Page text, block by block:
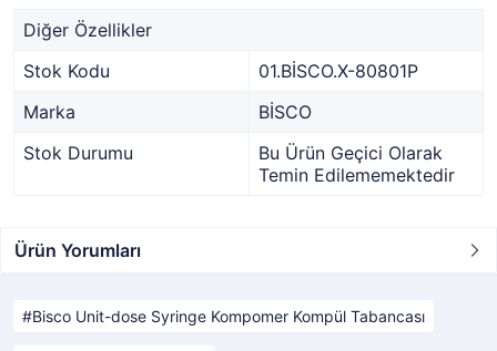
Diğer Özellikler
Stok Kodu
01.BİSCO.X-80801P
Marka
BİSCO
Stok Durumu
Bu Ürün Geçici Olarak
Temin Edilememektedir
Ürün Yorumları
Bisco Unit-dose Syringe Kompomer Kompül Tabancası